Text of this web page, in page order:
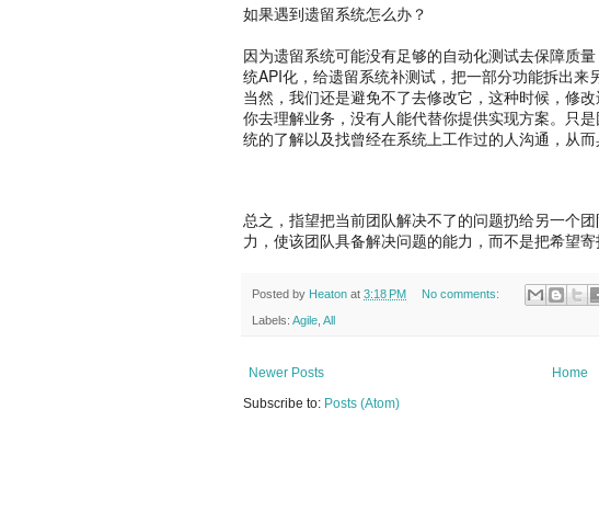
如果遇到遗留系统怎么办？
因为遗留系统可能没有足够的自动化测试去保障质
统API化，给遗留系统补测试，把一部分功能拆出来
当然，我们还是避免不了去修改它，这种时候，修
你去理解业务，没有人能代替你提供实现方案。只
统的了解以及找曾经在系统上工作过的人沟通，从而
总之，指望把当前团队解决不了的问题扔给另一个
力，使该团队具备解决问题的能力，而不是把希望寄
Posted by Heaton at 3:18 PM No comments:
Labels: Agile All
Newer Posts
Home
Subscribe to: Posts (Atom)